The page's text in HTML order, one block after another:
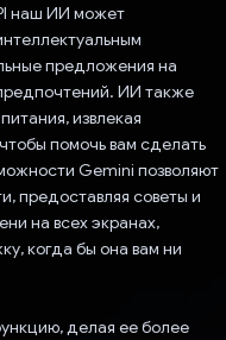
наш ИИ может
предложения на
ИИ также
извлекая
помочь вам сделать
Gemini позволяют
предоставляя советы и
на всех экранах,
когда бы она вам ни
делая ее более